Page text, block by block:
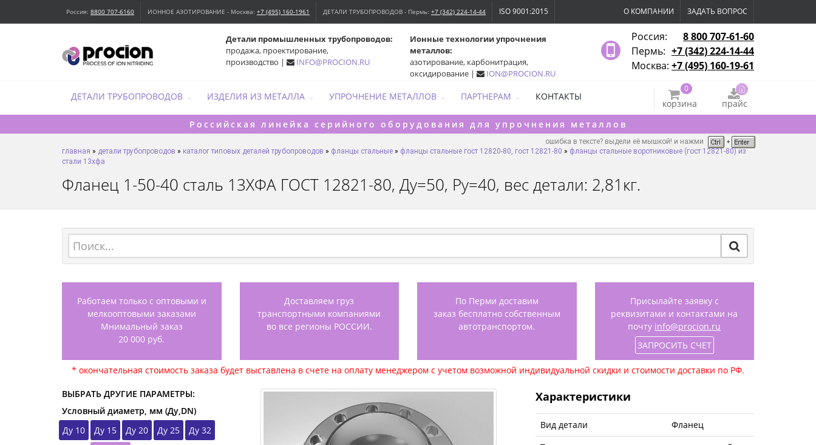
О КОМПАНИИ ЗАДАТЬ ВОПРОС
Россия: 8800 707-6160 ИОННОЕ АЗОТИРОВАНИЕ - Москва: +7 (495) 160-1961 ДЕТАЛИ ТРУБОПРОВОДОВ - Пермь: +7 (342) 224-14-44 ISO 9001:2015
Россия:
8 800 707-61-60
Пермь: +7 (342) 224-14-44
Москва: +7 (495) 160-19-61
Ионные технологии упрочнения
металлов:
азотирование, карбонитрация,
оксидирование |
ION@PROCION.RU
Детали промышленных трубопроводов:
продажа, проектирование,
производство |
INFO@PROCION.RU
ДЕТАЛИ ТРУБОПРОВОДОВ ИЗДЕЛИЯ ИЗ МЕТАЛЛА УПРОЧНЕНИЕ МЕТАЛЛОВ ПАРТНЕРАМ КОНТАКТЫ
0
корзина
прайс
Российская линейка серийного оборудования для упрочнения металлов
ошибка в тексте? выдели её мышкой! и нажми
главная » детали трубопроводов » каталог типовых деталей трубопроводов » фланцы стальные » фланцы стальные гост 12820-80, гост 12821-80 » фланцы стальные воротниковые (гост 12821-80) из
стали 13хфа
Фланец 1-50-40 сталь 13ХФА ГОСТ 12821-80, Ду=50, Ру=40, вес детали: 2,81кг.
Работаем только с оптовыми и
мелкооптовыми заказами
Мнимальный заказ
20 000 руб.
Доставляем груз
транспортными компаниями
во все регионы РОССИИ.
По Перми доставим
заказ бесплатно собственным
автотранспортом.
Присылайте заявку с
реквизитами и контактами на
почту info@procion.ru
ЗАПРОСИТЬ СЧЕТ
* окончательная стоимость заказа будет выставлена в счете на оплату менеджером с учетом возможной индивидуальной скидки и стоимости доставки по РФ.
ВЫБРАТЬ ДРУГИЕ ПАРАМЕТРЫ:
Условный диаметр, мм (Ду,DN)
Ду 10
Ду 15 Ду 20 Ду 25 Ду 32
Характеристики
Вид детали
Фланец